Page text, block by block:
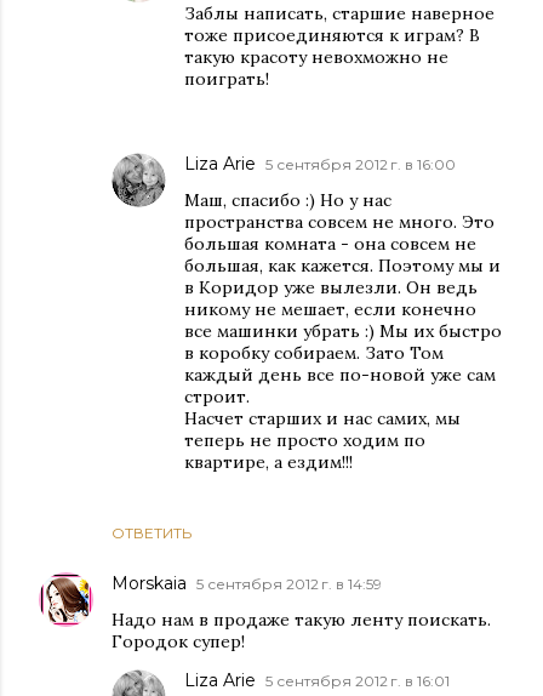
ОТВЕТИТЬ
Заблы написать, старшие наверное
тоже присоединяются к играм? В
такую красоту невохможно не
поиграть!
Liza Arie 5 сентября 2012 г. в 16:00
Маш, спасибо :) Но у нас
пространства совсем не много. Это
большая комната - она совсем не
большая, как кажется. Поэтому мы и
в Коридор уже вылезли. Он ведь
никому не мешает, если конечно
все машинки убрать :) Мы их быстро
в коробку собираем. Зато Том
каждый день все по-новой уже сам
строит.
Насчет старших и нас самих, мы
теперь не просто ходим по
квартире, а ездим!!!
Morskaia 5 сентября 2012 г. в 14:59
Надо нам в продаже такую ленту поискать.
Городок супер!
Liza Arie 5 сентября 2012 г. в 16:01